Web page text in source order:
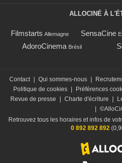
ALLOCINÉ À
Filmstarts Allemagne SensaCine
AdoroCinema Brésil
Contact | Qui sommes-nous |
Politique de cookies | Préférences
Revue de presse
| Charte d'écriture |
|
Retrouvez tous les horaires et infos de
0 892 892 892